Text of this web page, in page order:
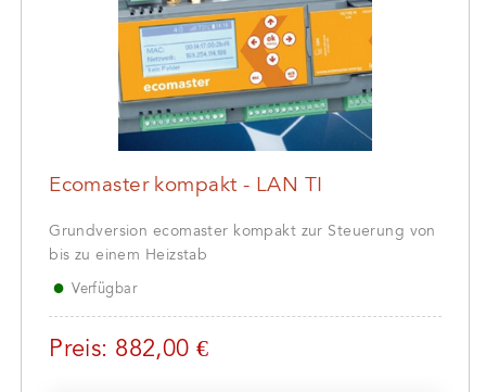
Ecomaster kompakt - LAN TI
Grundversion ecomaster kompakt zur Steuerung von
bis zu einem Heizstab
● Verfügbar
Preis: 882,00 €